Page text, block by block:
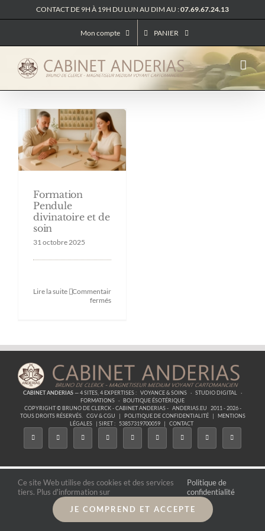
au
CONTACT DE 9H À 19H DU LUN AU DIM AU :07.69.67.24.13
Mon compte PANIER
Formation
Pendule
divinatoire et de
soin
31 octobre 2025
Lire la suite Commentaires
ferméssur
de
soin
CABINET ANDERIAS— 4 SITES, 4 EXPERTISES : VOYANCE & SOINS · STUDIO DIGITAL ·
FORMATIONS ·
BOUTIQUE ÉSOTÉRIQUE
COPYRIGHT © BRUNO DE CLERCK - CABINET ANDERIAS - ANDERIAS.EU
2011 - 2026 -
TOUS DROITS RÉSERVÉS. CGV & CGU POLITIQUE DE CONFIDENTIALITÉ
MENTIONS
LÉGALES
| SIRET : 53857319700059 CONTACT
Ce site Web utilise des cookies et des services
tiers. Plus d'information sur
Politique de
confidentialité
JE COMPREND ET ACCEPTE